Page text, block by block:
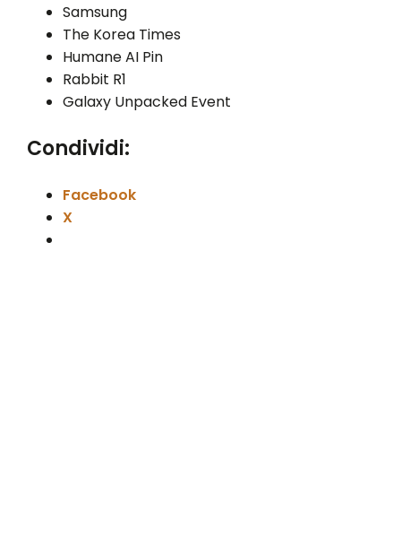
Samsung
The Korea Times
Humane AI Pin
Rabbit R1
Galaxy Unpacked Event
Condividi:
Facebook
X